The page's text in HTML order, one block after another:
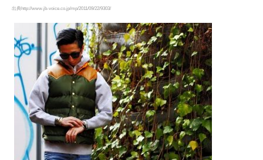
出典http://www.jb-voice.co.jp/mp/2011/09/22/9303/